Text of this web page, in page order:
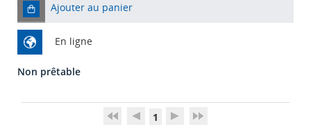
Ajouter au panier
En ligne
Non prêtable
1